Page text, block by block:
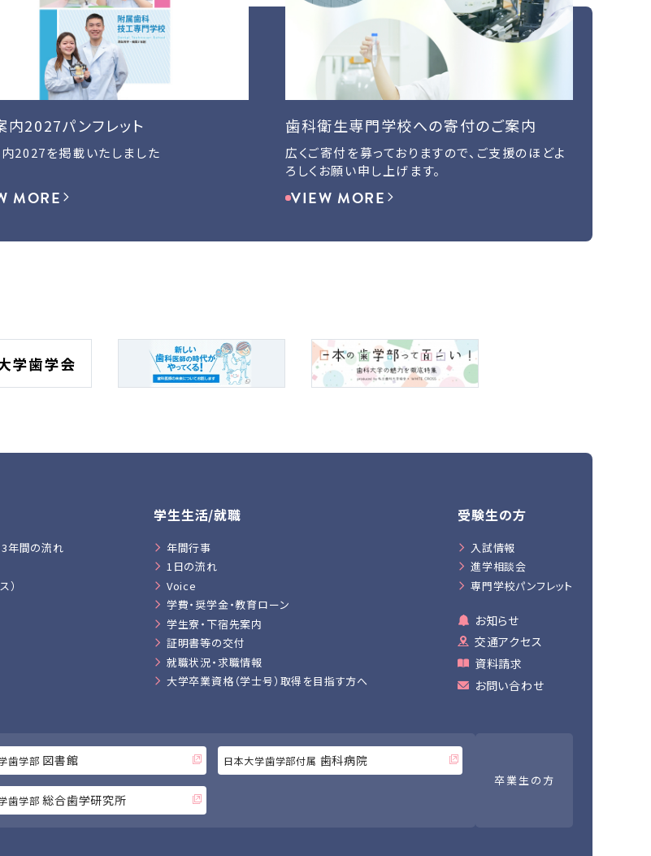
内2027パンフレット
2027を掲載いたしました
MORE
歯科衛生専門学校への寄付のご案内
広くご寄付を募っておりますので、ご支援のほどよ
ろしくお願い申し上げます。
VIEW MORE
3年間の流れ
）
学生生活/就職
年間行事
1日の流れ
Voice
学費・奨学金・教育ローン
学生寮・下宿先案内
証明書等の交付
就職状況・求職情報
大学卒業資格（学士号）取得を目指す方へ
受験生の方
入試情報
進学相談会
専門学校パンフレット
お知らせ
交通アクセス
資料請求
お問い合わせ
歯学部 図書館 日本大学歯学部付属 歯科病院
歯学部 総合歯学研究所
卒業生の方